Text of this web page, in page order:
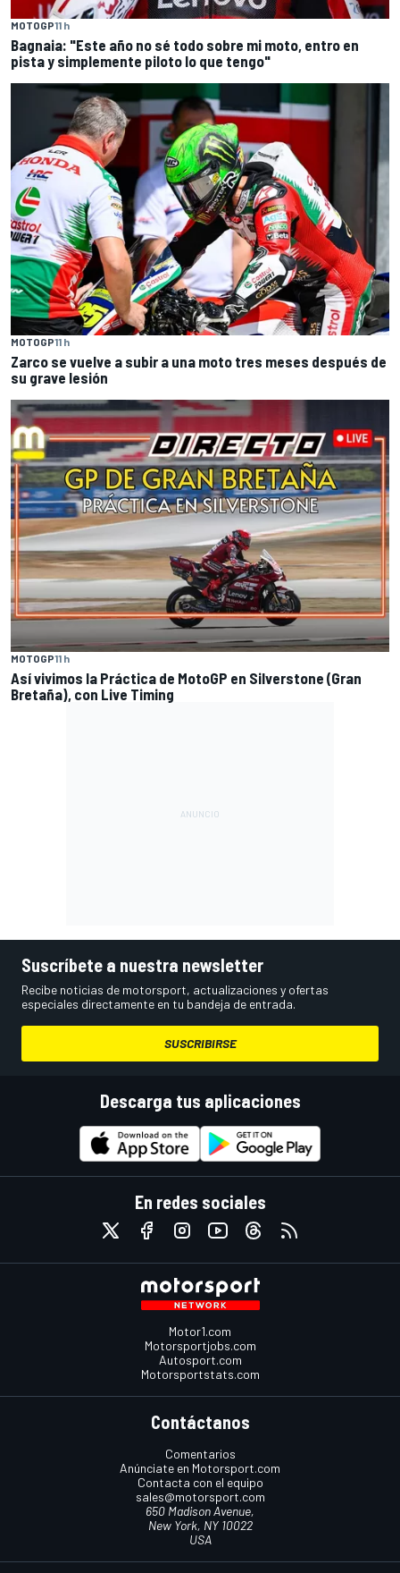
MOTOGP11 h
Bagnaia: "Este año no sé todo sobre mi moto, entro en
pista y simplemente piloto lo que tengo"
MOTOGP11 h
Zarco se vuelve a subir a una moto tres meses después de
su grave lesión
MOTOGP11 h
Así vivimos la Práctica de MotoGP en Silverstone (Gran
Bretaña), con Live Timing
Suscríbete a nuestra newsletter
Recibe noticias de motorsport, actualizaciones y ofertas
especiales directamente en tu bandeja de entrada.
SUSCRIBIRSE
Descarga tus aplicaciones
En redes sociales
Motor1.com
Motorsportjobs.com
Autosport.com
Motorsportstats.com
Contáctanos
Comentarios
Anúnciate en Motorsport.com
Contacta con el equipo
sales@motorsport.com
650 Madison Avenue,
New York, NY 10022
USA